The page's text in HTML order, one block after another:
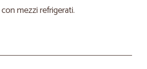
mezzi refrigerati.